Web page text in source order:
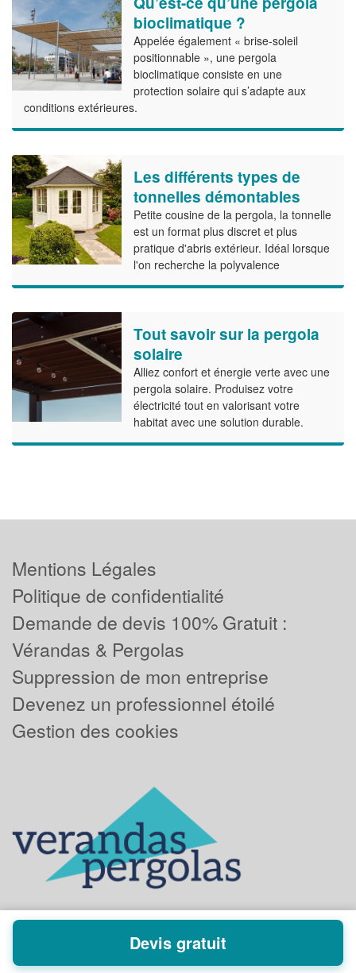
bioclimatique ?
Appelée également « brise-soleil
positionnable », une pergola
bioclimatique consiste en une
protection solaire qui s’adapte aux
conditions extérieures.
Les différents types de
tonnelles démontables
Petite cousine de la pergola, la tonnelle
est un format plus discret et plus
pratique d'abris extérieur. Idéal lorsque
l'on recherche la polyvalence
Tout savoir sur la pergola
solaire
Alliez confort et énergie verte avec une
pergola solaire. Produisez votre
électricité tout en valorisant votre
habitat avec une solution durable.
Mentions Légales
Politique de confidentialité
Demande de devis 100% Gratuit :
Vérandas & Pergolas
Suppression de mon entreprise
Devenez un professionnel étoilé
Gestion des cookies
Powered byPlus que pro
Devis gratuit